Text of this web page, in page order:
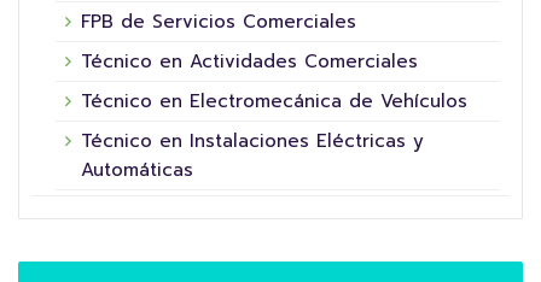
FPB de Servicios Comerciales
Técnico en Actividades Comerciales
Técnico en Electromecánica de Vehículos
Técnico en Instalaciones Eléctricas y
Automáticas